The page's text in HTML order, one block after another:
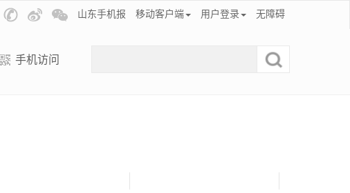
山东手机报 移动客户端 用户登录 无障碍
手机访问